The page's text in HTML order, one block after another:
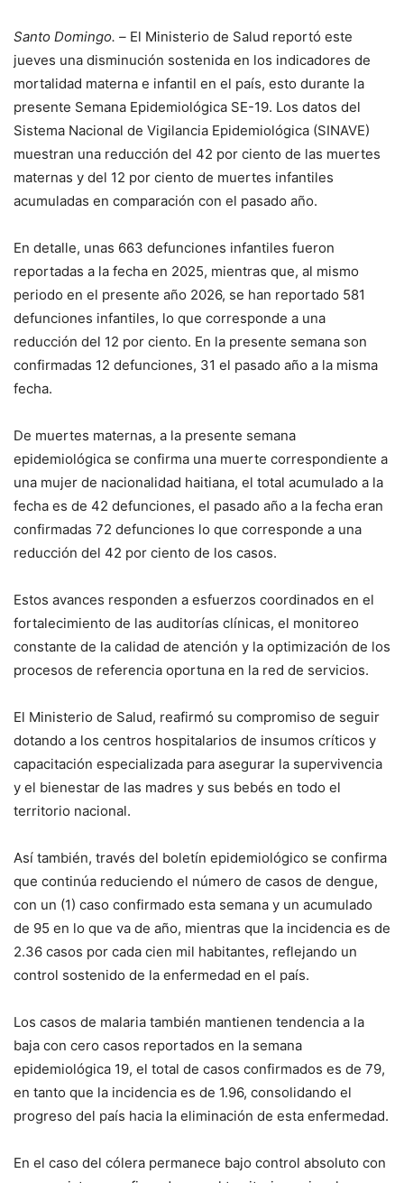
Santo Domingo. – El Ministerio de Salud reportó este
jueves una disminución sostenida en los indicadores de
mortalidad materna e infantil en el país, esto durante la
presente Semana Epidemiológica SE-19. Los datos del
Sistema Nacional de Vigilancia Epidemiológica (SINAVE)
muestran una reducción del 42 por ciento de las muertes
maternas y del 12 por ciento de muertes infantiles
acumuladas en comparación con el pasado año.
En detalle, unas 663 defunciones infantiles fueron
reportadas a la fecha en 2025, mientras que, al mismo
periodo en el presente año 2026, se han reportado 581
defunciones infantiles, lo que corresponde a una
reducción del 12 por ciento. En la presente semana son
confirmadas 12 defunciones, 31 el pasado año a la misma
fecha.
De muertes maternas, a la presente semana
epidemiológica se confirma una muerte correspondiente a
una mujer de nacionalidad haitiana, el total acumulado a la
fecha es de 42 defunciones, el pasado año a la fecha eran
confirmadas 72 defunciones lo que corresponde a una
reducción del 42 por ciento de los casos.
Estos avances responden a esfuerzos coordinados en el
fortalecimiento de las auditorías clínicas, el monitoreo
constante de la calidad de atención y la optimización de los
procesos de referencia oportuna en la red de servicios.
El Ministerio de Salud, reafirmó su compromiso de seguir
dotando a los centros hospitalarios de insumos críticos y
capacitación especializada para asegurar la supervivencia
y el bienestar de las madres y sus bebés en todo el
territorio nacional.
Así también, través del boletín epidemiológico se confirma
que continúa reduciendo el número de casos de dengue,
con un (1) caso confirmado esta semana y un acumulado
de 95 en lo que va de año, mientras que la incidencia es de
2.36 casos por cada cien mil habitantes, reflejando un
control sostenido de la enfermedad en el país.
Los casos de malaria también mantienen tendencia a la
baja con cero casos reportados en la semana
epidemiológica 19, el total de casos confirmados es de 79,
en tanto que la incidencia es de 1.96, consolidando el
progreso del país hacia la eliminación de esta enfermedad.
En el caso del cólera permanece bajo control absoluto con